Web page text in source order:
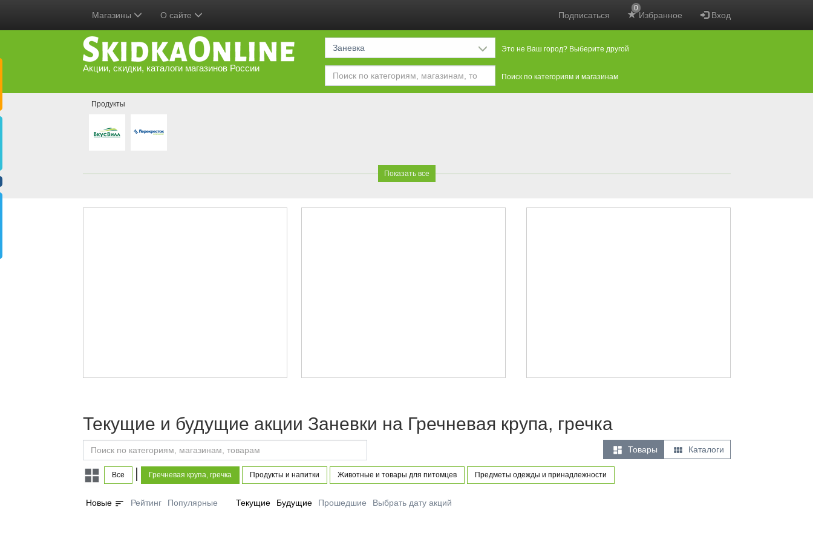
Подписаться Избранное
0
Вход
Магазины О сайте
Акции, скидки, каталоги магазинов России
Заневка Это не Ваш город? Выберите другой
Поиск по категориям и магазинам
Продукты
Показать все
Текущие и будущие акции Заневки на Гречневая крупа, гречка
 Товары  Каталоги
Все | Гречневая крупа, гречка Продукты и напитки Животные и товары для питомцев Предметы одежды и принадлежности
Новые sort Рейтинг Популярные Текущие Будущие Прошедшие Выбрать дату акций